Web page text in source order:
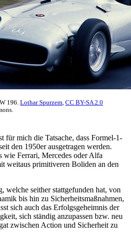
196. Lothar Spurzem, CC BY-SA 2.0
für mich die Tatsache, dass Formel-1-
den 1950er ausgetragen werden.
wie Ferrari, Mercedes oder Alfa
weitaus primitiveren Boliden an den
welche seither stattgefunden hat, von
bis hin zu Sicherheitsmaßnahmen,
sich auch das Erfolgsgeheimnis der
sich ständig anzupassen bzw. neu
zwischen Action und Sicherheit zu